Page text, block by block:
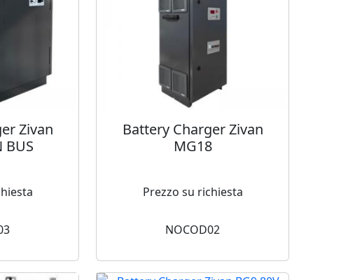
Zivan
BUS
Battery Charger Zivan
MG18
Prezzo su richiesta
NOCOD02